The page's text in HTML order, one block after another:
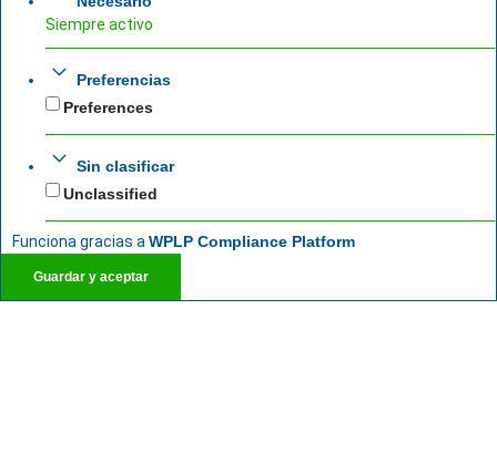
Siempre activo
Preferencias
Preferences
Sin clasificar
Unclassified
Funciona gracias a WPLP Compliance Platform
Guardar y aceptar